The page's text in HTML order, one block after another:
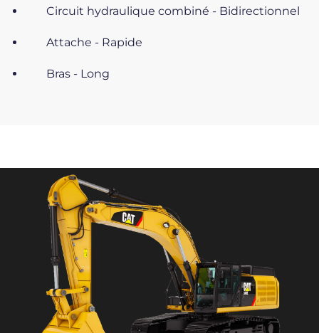
Circuit hydraulique combiné - Bidirectionnel
Attache - Rapide
Bras - Long